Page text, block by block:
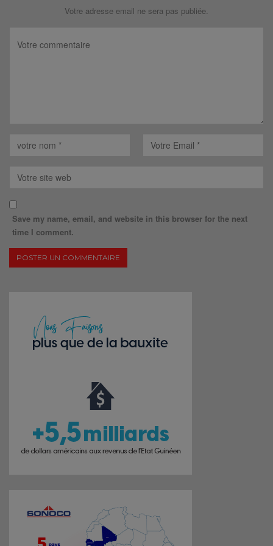
Votre adresse email ne sera pas publiée.
Save my name, email, and website in this browser for the next
time I comment.